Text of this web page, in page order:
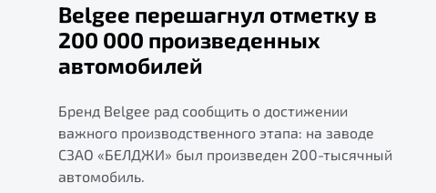
Belgee перешагнул отметку в
200 000 произведенных
автомобилей
Бренд Belgee рад сообщить о достижении
важного производственного этапа: на заводе
СЗАО «БЕЛДЖИ» был произведен 200-тысячный
автомобиль.